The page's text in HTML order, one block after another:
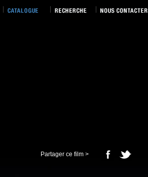
Partager ce film >